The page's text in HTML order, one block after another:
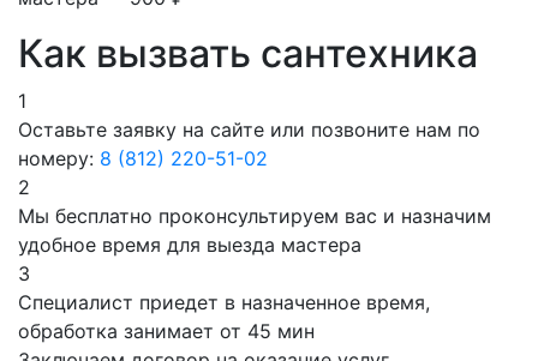
Как вызвать сантехника
1
Оставьте заявку на сайте или позвоните нам по
номеру: 8 (812) 220-51-02
2
Мы бесплатно проконсультируем вас и назначим
удобное время для выезда мастера
3
Специалист приедет в назначенное время,
обработка занимает от 45 мин